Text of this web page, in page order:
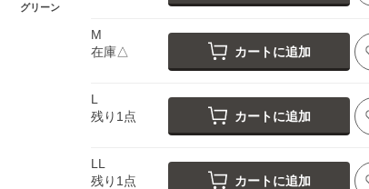
グリーン
M
在庫△
カートに追加
L
残り1点
カートに追加
LL
残り1点
カートに追加